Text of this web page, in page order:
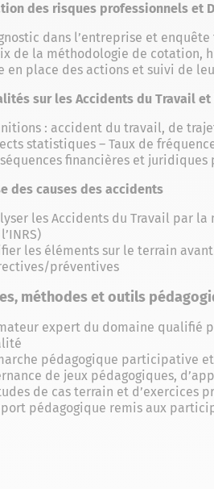
des risques professionnels et
dans l’entreprise et
de la méthodologie de cotation,
en place des actions et suivi de
sur les Accidents du Travail
: accident du travail, de
statistiques – Taux de
financières et juridiques
des causes des accidents
les Accidents du Travail par la
les éléments sur le terrain
préventives
méthodes et outils
expert du domaine qualifié
pédagogique participative
de jeux pédagogiques,
de cas terrain et d’exercices
pédagogique remis aux